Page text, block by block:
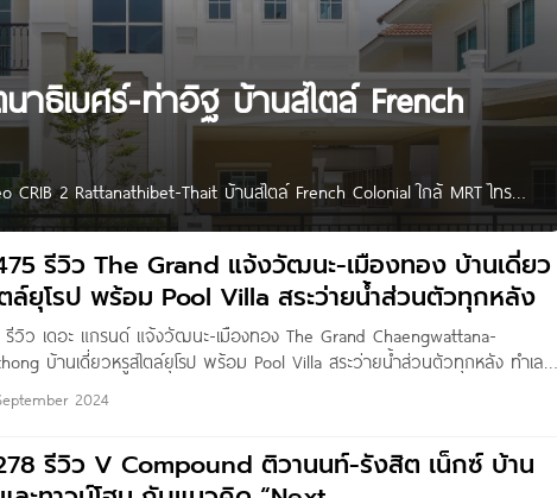
าธิเบศร์-ท่าอิฐ บ้านสไตล์ French
2 Rattanathibet-Thait บ้านสไตล์ French Colonial ใกล้ MRT ไทร
by : THAnATH สวัสดีผู้อ่านชาว Homenayoo ทุกคน วันนี้ผมพามาชม
รีวิว The Grand แจ้งวัฒนะ-เมืองทอง บ้านเดี่ยว
ล์ยุโรป พร้อม Pool Villa สระว่ายน้ำส่วนตัวทุกหลัง
รีวิว เดอะ แกรนด์ แจ้งวัฒนะ-เมืองทอง The Grand Chaengwattana-
บ้านเดี่ยวหรูสไตล์ยุโรป พร้อม Pool Villa สระว่ายน้ำส่วนตัวทุกหลัง ทำเลดี
ญ่ ใกล้ทางด่วน ราคาเริ่มต้น 25-50 ล้าน* Written by : Nan Kanyaratthp
น ๆ Homenayoo ทุกคนค่ะ วันนี้เราจะพาไปชมโครงการ ‘The Grand
2024
รีวิว V Compound ติวานนท์-รังสิต เน็กซ์ บ้าน